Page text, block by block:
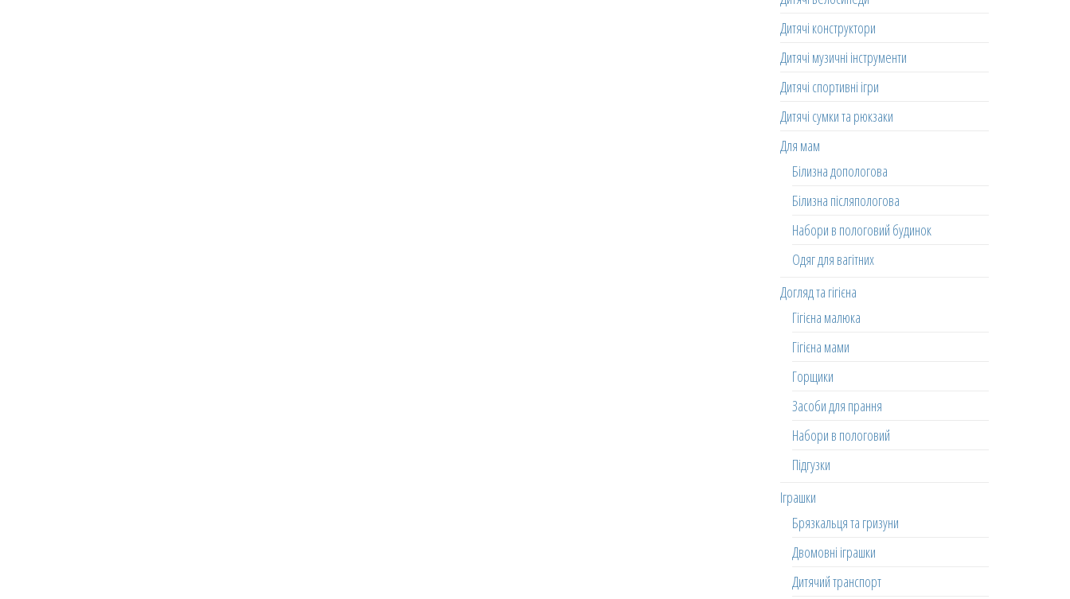
Дитячі конструктори
Дитячі музичні інструменти
Дитячі спортивні ігри
Дитячі сумки та рюкзаки
Для мам
Білизна допологова
Білизна післяпологова
Набори в пологовий будинок
Одяг для вагітних
Догляд та гігієна
Гігієна малюка
Гігієна мами
Горщики
Засоби для прання
Набори в пологовий
Підгузки
Іграшки
Брязкальця та гризуни
Двомовні іграшки
Дитячий транспорт